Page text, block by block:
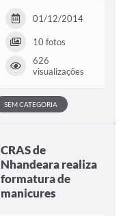
01/12/2014
10 fotos
626
visualizações
SEM CATEGORIA
CRAS de
Nhandeara realiza
formatura de
manicures